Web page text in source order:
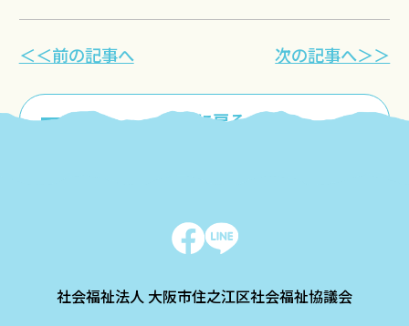
＜＜前の記事へ
一覧に戻る
次の記事へ＞＞
社会福祉法人 大阪市住之江区社会福祉協議会